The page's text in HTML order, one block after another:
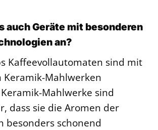
auch Geräte mit besonderen
an?
Kaffeevollautomaten sind mit
Keramik-Mahlwerken
Mahlwerke sind
dass sie die Aromen der
besonders schonend